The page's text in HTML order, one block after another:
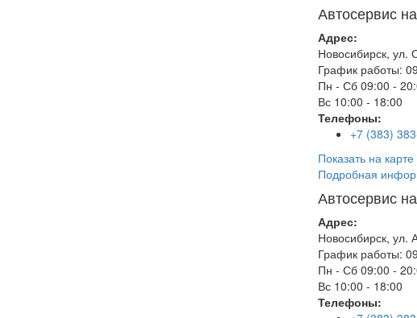
Автосервис
Адрес:
Новосибирск, ул.
График работы:
Пн - Сб 09:00 -
Вс 10:00 - 18:00
Телефоны:
+7 (383)
Показать на карте
Подробная
Автосервис
Адрес:
Новосибирск, ул.
График работы:
Пн - Сб 09:00 -
Вс 10:00 - 18:00
Телефоны: